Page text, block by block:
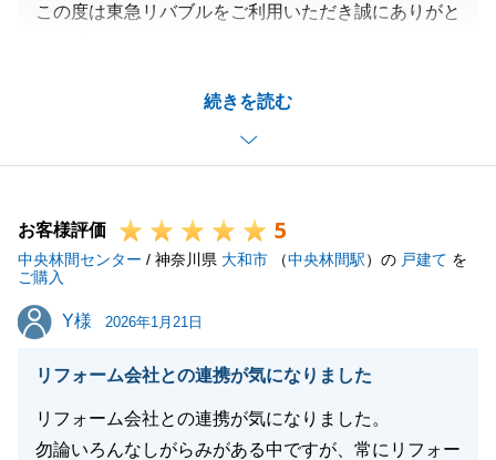
続きを読む
この度は東急リバブルをご利用いただき誠にありがと
やりとりにご協力をいただき誠にありがとうございま
お忙しい中、お引渡しまでのやり取りもスピーディー
ができました。
今後不動産でのお困りごとや、ご家族、ご友人に不動
産のお悩みを抱えてらっしゃる方がいましたら、お気
軽にご相談くださいませ。
閉じる
お客様評価 5
中央林間センター / 神奈川県 大和市 （中央林間駅）の 戸建て を
ご購入
Y様
Y様 2026年1月21日
リフォーム会社との連携が気になりました
リフォーム会社との連携が気になりました。
勿論いろんなしがらみがある中ですが、常にリフォー